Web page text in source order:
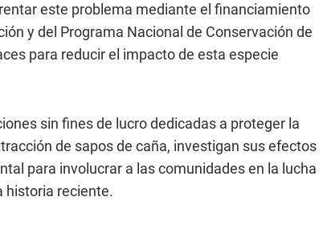
este problema mediante el financiamiento
y del Programa Nacional de Conservación de
para reducir el impacto de esta especie
sin fines de lucro dedicadas a proteger la
de sapos de caña, investigan sus efectos
para involucrar a las comunidades en la lucha
historia reciente.